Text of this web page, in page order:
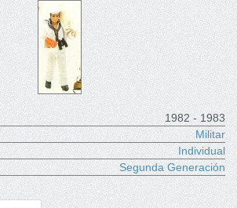
1982 - 1983
Militar
Individual
Segunda Generación